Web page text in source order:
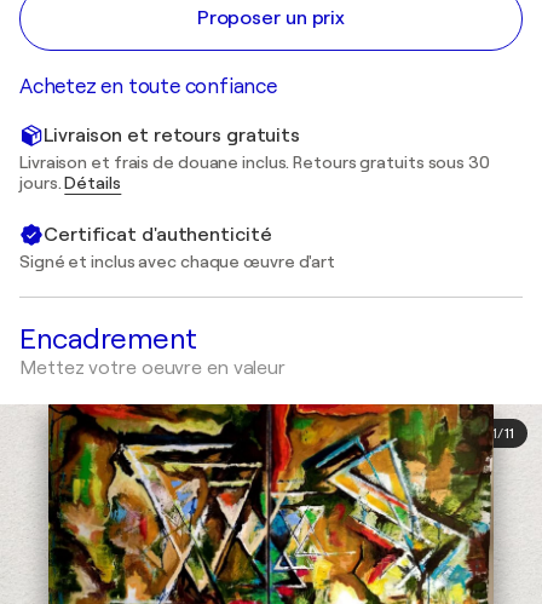
Proposer un prix
Achetez en toute confiance
Livraison et retours gratuits
Livraison et frais de douane inclus. Retours gratuits sous 30
jours.Détails
Certificat d'authenticité
Signé et inclus avec chaque œuvre d'art
Encadrement
Mettez votre oeuvre en valeur
1/11